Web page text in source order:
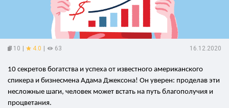
10 4.0 63 16.12.2020
10 секретов богатства и успеха от известного американского
спикера и бизнесмена Адама Джексона! Он уверен: проделав эти
несложные шаги, человек может встать на путь благополучия и
процветания.